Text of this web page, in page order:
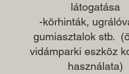
látogatása
-körhinták,
gumiasztalok stb.
vidámparki eszköz
használata)